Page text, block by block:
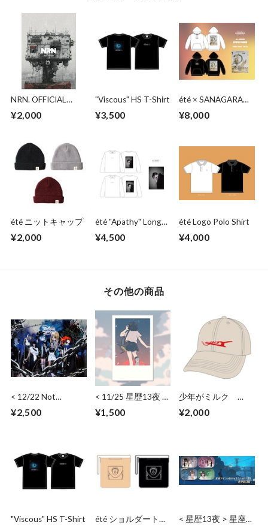
NRN. OFFICIAL
¥2,000
"Viscous" HS T-Shirt
¥3,500
été × SANAGARA
¥8,000
été ニットキャップ
¥2,000
été "Apathy" Long
¥4,500
été Logo Polo Shirt
¥4,000
その他の商品
< 12/22 Not
> Solo Instax
¥2,500
< 11/25 星歴13夜 >
サイン）
¥1,500
少年がミルク
¥2,000
"Viscous" HS T-Shirt
été ショルダートー
< 星歴13夜 > 星座ア